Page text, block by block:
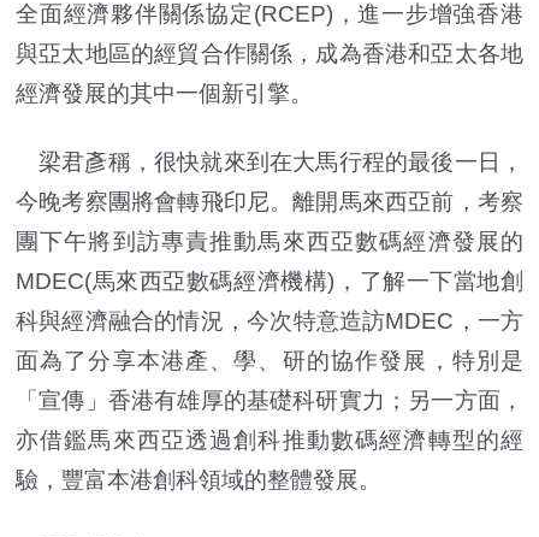
全面經濟夥伴關係協定(RCEP)，進一步增強香港
與亞太地區的經貿合作關係，成為香港和亞太各地
經濟發展的其中一個新引擎。
梁君彥稱，很快就來到在大馬行程的最後一日，
今晚考察團將會轉飛印尼。離開馬來西亞前，考察
團下午將到訪專責推動馬來西亞數碼經濟發展的
MDEC(馬來西亞數碼經濟機構)，了解一下當地創
科與經濟融合的情況，今次特意造訪MDEC，一方
面為了分享本港產、學、研的協作發展，特別是
「宣傳」香港有雄厚的基礎科研實力；另一方面，
亦借鑑馬來西亞透過創科推動數碼經濟轉型的經
驗，豐富本港創科領域的整體發展。